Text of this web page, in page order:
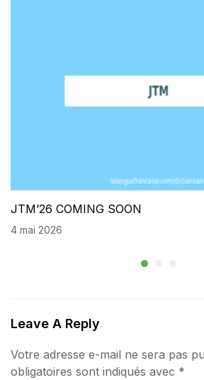
JTM’26 COMING SOON
4 mai 2026
Leave A Reply
Votre adresse e-mail ne sera pas
obligatoires sont indiqués avec *